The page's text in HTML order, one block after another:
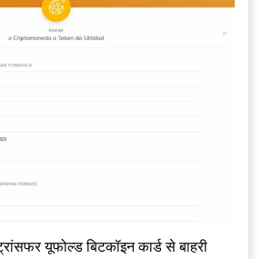
यूफोल्ड बिटकॉइन कार्ड से बाहरी